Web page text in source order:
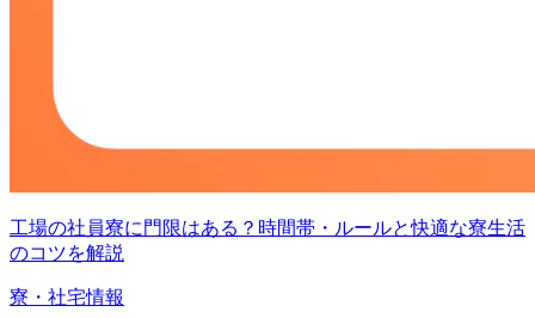
工場の社員寮に門限はある？時間帯・ルールと快適な寮生活
のコツを解説
寮・社宅情報